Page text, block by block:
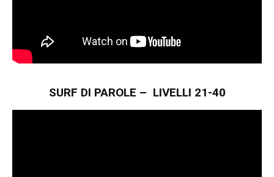
SURF DI PAROLE – LIVELLI 21-40